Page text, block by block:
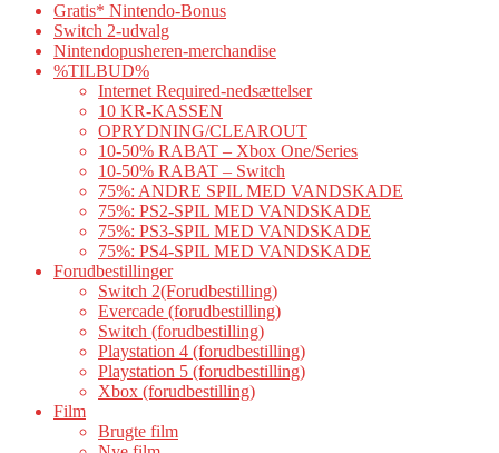
Gratis* Nintendo-Bonus
Switch 2-udvalg
Nintendopusheren-merchandise
%TILBUD%
Internet Required-nedsættelser
10 KR-KASSEN
OPRYDNING/CLEAROUT
10-50% RABAT – Xbox One/Series
10-50% RABAT – Switch
75%: ANDRE SPIL MED VANDSKADE
75%: PS2-SPIL MED VANDSKADE
75%: PS3-SPIL MED VANDSKADE
75%: PS4-SPIL MED VANDSKADE
Forudbestillinger
Switch 2(Forudbestilling)
Evercade (forudbestilling)
Switch (forudbestilling)
Playstation 4 (forudbestilling)
Playstation 5 (forudbestilling)
Xbox (forudbestilling)
Film
Brugte film